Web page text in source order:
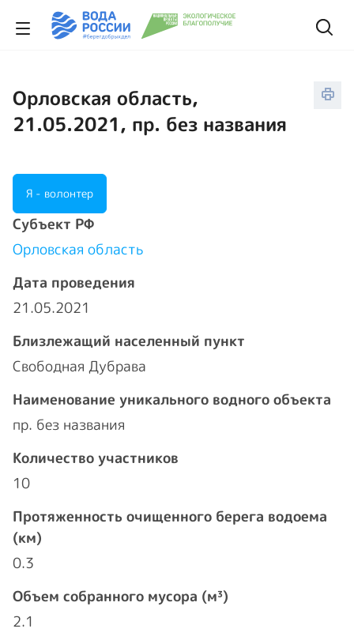
Орловская область,
21.05.2021, пр. без названия
Я - волонтер
Cубъект РФ
Орловская область
Дата проведения
21.05.2021
Близлежащий населенный пункт
Свободная Дубрава
Наименование уникального водного объекта
пр. без названия
Количество участников
10
Протяженность очищенного берега водоема
(км)
0.3
Объем собранного мусора (м³)
2.1